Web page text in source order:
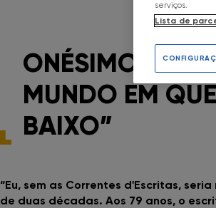
ONÉSIMO
MUNDO EM
BAIXO”
“Eu, sem as Correntes d'Escritas,
de duas décadas. Aos 79 anos, o
serviços.
Lista de